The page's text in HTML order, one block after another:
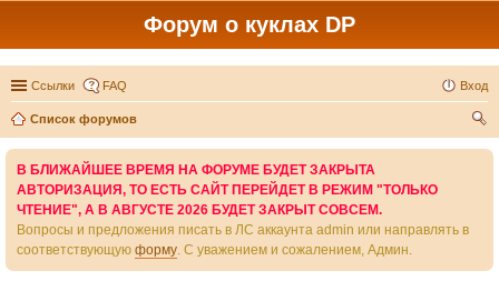
Форум о куклах DP
Ссылки FAQ Вход
Список форумов
В БЛИЖАЙШЕЕ ВРЕМЯ НА ФОРУМЕ БУДЕТ ЗАКРЫТА
АВТОРИЗАЦИЯ, ТО ЕСТЬ САЙТ ПЕРЕЙДЕТ В РЕЖИМ "ТОЛЬКО
ЧТЕНИЕ", А В АВГУСТЕ 2026 БУДЕТ ЗАКРЫТ СОВСЕМ.
Вопросы и предложения писать в ЛС аккаунта admin или направлять в
соответствующую форму. С уважением и сожалением, Админ.